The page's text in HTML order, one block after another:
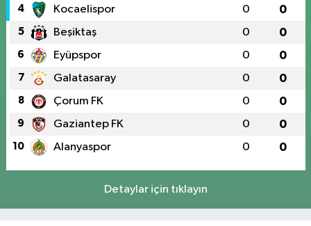
4 Kocaelispor 0 0
5 Beşiktaş 0 0
6 Eyüpspor 0 0
7 Galatasaray 0 0
8 Çorum FK 0 0
9 Gaziantep FK 0 0
10 Alanyaspor 0 0
Detaylar için tıklayın